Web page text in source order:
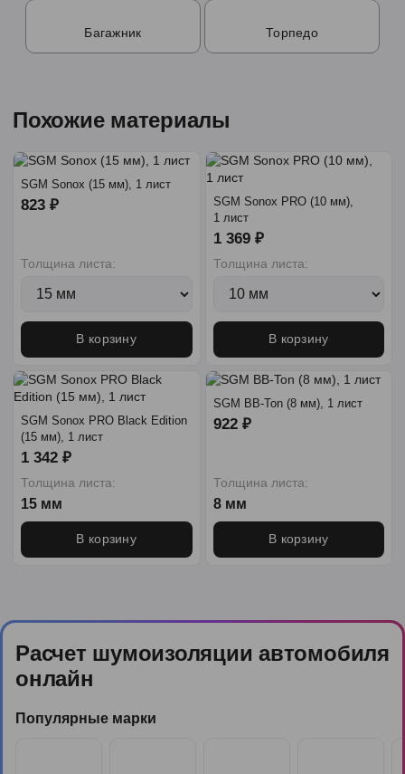
Багажник Торпедо
Похожие материалы
SGM Sonox (15 мм), 1 лист
823 ₽
Толщина листа:
В корзину
SGM Sonox PRO (10 мм),
1 лист
1 369 ₽
Толщина листа:
В корзину
SGM Sonox PRO Black Edition
(15 мм), 1 лист
1 342 ₽
Толщина листа:
15 мм
В корзину
SGM BB-Ton (8 мм), 1 лист
922 ₽
Толщина листа:
8 мм
В корзину
Расчет шумоизоляции автомобиля
онлайн
Популярные марки